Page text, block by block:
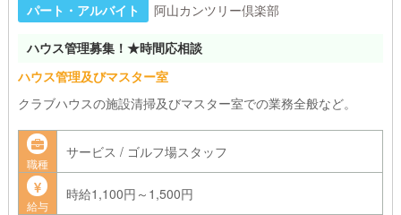
パート・アルバイト 阿山カンツリー倶楽部
ハウス管理募集！★時間応相談
ハウス管理及びマスター室
クラブハウスの施設清掃及びマスター室での業務全般など。
職種
サービス / ゴルフ場スタッフ
給与
時給1,100円～1,500円